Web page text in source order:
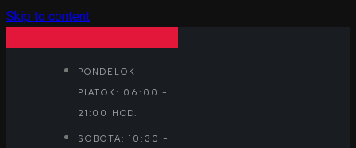
Skip to content
PONDELOK -
PIATOK: 06:00 -
21:00 HOD.
SOBOTA: 10:30 -